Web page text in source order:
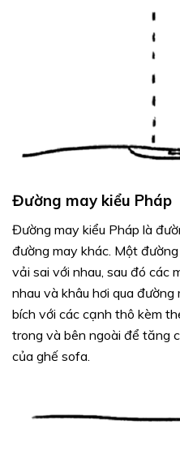
Đường may kiểu Pháp
Đường may kiểu Pháp là
đường may khác. Một
vải sai với nhau, sau đó các
nhau và khâu hơi qua
bích với các cạnh thô kèm
trong và bên ngoài để tăng
của ghế sofa.